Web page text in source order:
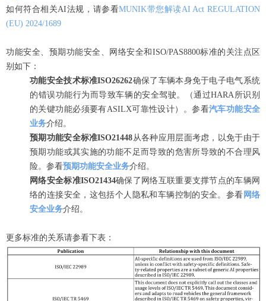
如何符合相关AI法规，请参看MUNIK带您解读AI Act REGULATION
(EU) 2024/1689
功能安全、预期功能安全、网络安全和ISO/PAS8800标准的关注点区
别如下：
功能安全技术标准ISO26262确保了车辆本身免于电子电气系统
的错误功能行为而导致车辆的安全驾驶。（通过HARA所识别
的关键功能必须要有ASILX可靠性设计）。参看汽车功能安全
业务介绍。
预期功能安全标准ISO21448从各种应用层面考虑，以免于由于
预期功能或其实施的功能不足而导致的危害所导致的不合理风
险。参看预期功能安全业务介绍。
网络安全标准ISO21434确保了网络互联重要支撑节点的车辆网
络的连接安全，这包括个人隐私和车辆控制的安全。参看 网络
安全业务介绍。
更多标准的关系请参看下表：